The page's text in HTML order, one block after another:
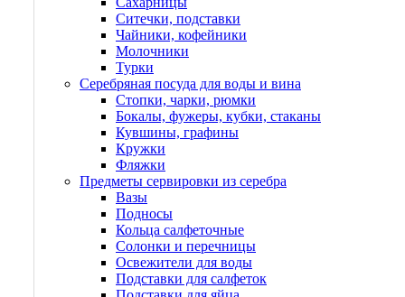
Ситечки, подставки
Чайники, кофейники
Молочники
Турки
Серебряная посуда для воды и вина
Стопки, чарки, рюмки
Бокалы, фужеры, кубки, стаканы
Кувшины, графины
Кружки
Фляжки
Предметы сервировки из серебра
Вазы
Подносы
Кольца салфеточные
Солонки и перечницы
Освежители для воды
Подставки для салфеток